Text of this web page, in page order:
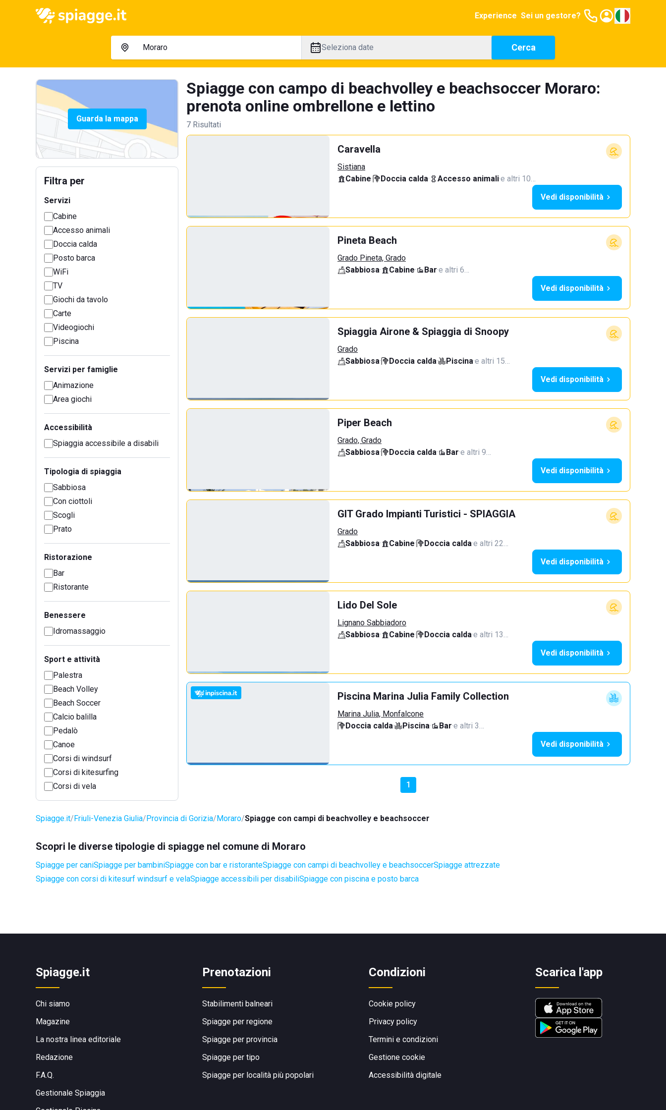
Experience Sei un gestore?
Seleziona date Cerca
Guarda la mappa
Filtra per
Servizi
Cabine
Accesso animali
Doccia calda
Posto barca
WiFi
TV
Giochi da tavolo
Carte
Videogiochi
Piscina
Servizi per famiglie
Animazione
Area giochi
Accessibilità
Spiaggia accessibile a disabili
Tipologia di spiaggia
Sabbiosa
Con ciottoli
Scogli
Prato
Ristorazione
Bar
Ristorante
Benessere
Idromassaggio
Sport e attività
Palestra
Beach Volley
Beach Soccer
Calcio balilla
Pedalò
Canoe
Corsi di windsurf
Corsi di kitesurfing
Corsi di vela
Spiagge con campo di beachvolley e beachsoccer Moraro:
prenota online ombrellone e lettino
7 Risultati
Caravella
Sistiana
Cabine· Doccia calda· Accesso animali·e altri 10…
Vedi disponibilità
Pineta Beach
Grado Pineta, Grado
Sabbiosa· Cabine· Bar·e altri 6…
Vedi disponibilità
Spiaggia Airone & Spiaggia di Snoopy
Grado
Sabbiosa· Doccia calda· Piscina·e altri 15…
Vedi disponibilità
Piper Beach
Grado, Grado
Sabbiosa· Doccia calda· Bar·e altri 9…
Vedi disponibilità
GIT Grado Impianti Turistici - SPIAGGIA
Grado
Sabbiosa· Cabine· Doccia calda·e altri 22…
Vedi disponibilità
Lido Del Sole
Lignano Sabbiadoro
Sabbiosa· Cabine· Doccia calda·e altri 13…
Vedi disponibilità
Piscina Marina Julia Family Collection
Marina Julia, Monfalcone
Doccia calda· Piscina· Bar·e altri 3…
Vedi disponibilità
1
Spiagge.it Friuli-Venezia Giulia Provincia di Gorizia Moraro Spiagge con campi di beachvolley e beachsoccer
Scopri le diverse tipologie di spiagge nel comune di Moraro
Spiagge per caniSpiagge per bambiniSpiagge con bar e ristoranteSpiagge con campi di beachvolley e beachsoccerSpiagge attrezzate
Spiagge con corsi di kitesurf windsurf e velaSpiagge accessibili per disabiliSpiagge con piscina e posto barca
Spiagge.it
Chi siamo
Magazine
La nostra linea editoriale
Redazione
F.A.Q.
Gestionale Spiaggia
Prenotazioni
Stabilimenti balneari
Spiagge per regione
Spiagge per provincia
Spiagge per tipo
Spiagge per località più popolari
Condizioni
Cookie policy
Privacy policy
Termini e condizioni
Gestione cookie
Accessibilità digitale
Scarica l'app